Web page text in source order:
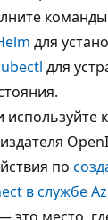
для
для
по
в службе
это место,